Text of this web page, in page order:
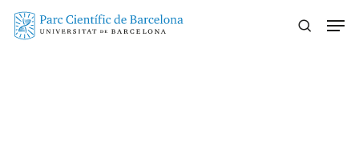
Skip